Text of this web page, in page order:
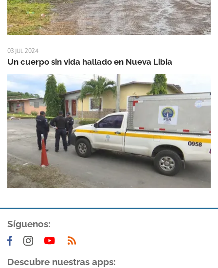
03 JUL 2024
Un cuerpo sin vida hallado en Nueva Libia
Síguenos:
Descubre nuestras apps: